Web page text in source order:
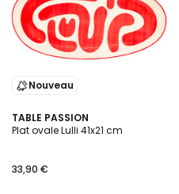
Nouveau
TABLE PASSION
Plat ovale Lulli 41x21 cm
33,90 €
4
Couleurs